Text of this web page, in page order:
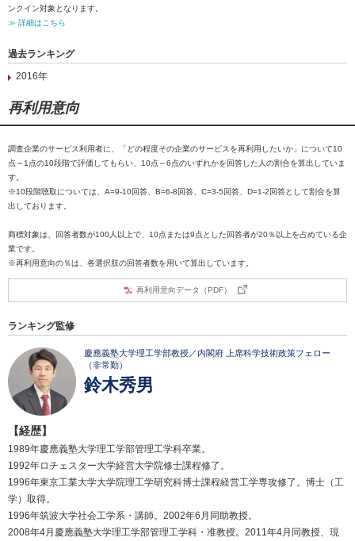
ンクイン対象となります。
≫ 詳細はこちら
過去ランキング
2016年
再利用意向
調査企業のサービス利用者に、「どの程度その企業のサービスを再利用したいか」について10
点～1点の10段階で評価してもらい、10点～6点のいずれかを回答した人の割合を算出していま
す。
※10段階聴取については、A=9-10回答、B=6-8回答、C=3-5回答、D=1-2回答として割合を算
出しております。
商標対象は、回答者数が100人以上で、10点または9点とした回答者が20％以上を占めている企
業です。
※再利用意向の％は、各選択肢の回答者数を用いて算出しています。
再利用意向データ（PDF）
ランキング監修
慶應義塾大学理工学部教授／内閣府 上席科学技術政策フェロー
（非常勤）
鈴木秀男
【経歴】
1989年慶應義塾大学理工学部管理工学科卒業。
1992年ロチェスター大学経営大学院修士課程修了。
1996年東京工業大学大学院理工学研究科博士課程経営工学専攻修了。博士（工
学）取得。
1996年筑波大学社会工学系・講師。2002年6月同助教授。
2008年4月慶應義塾大学理工学部管理工学科・准教授。2011年4月同教授、現